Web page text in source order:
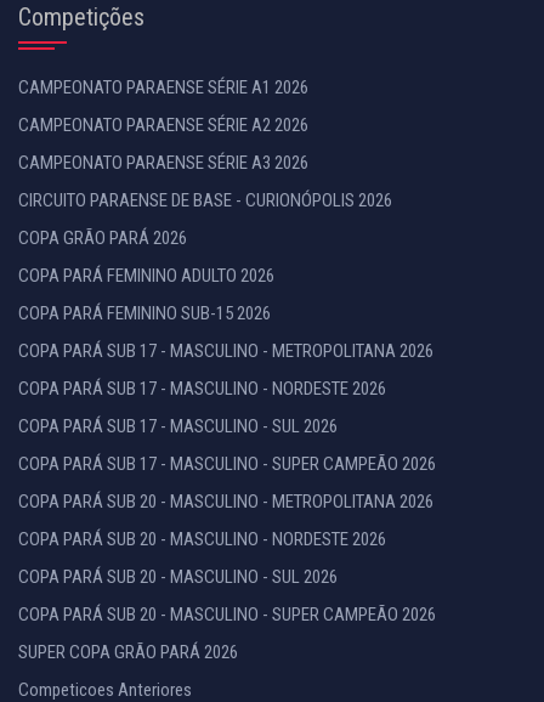
Competições
CAMPEONATO PARAENSE SÉRIE A1 2026
CAMPEONATO PARAENSE SÉRIE A2 2026
CAMPEONATO PARAENSE SÉRIE A3 2026
CIRCUITO PARAENSE DE BASE - CURIONÓPOLIS 2026
COPA GRÃO PARÁ 2026
COPA PARÁ FEMININO ADULTO 2026
COPA PARÁ FEMININO SUB-15 2026
COPA PARÁ SUB 17 - MASCULINO - METROPOLITANA 2026
COPA PARÁ SUB 17 - MASCULINO - NORDESTE 2026
COPA PARÁ SUB 17 - MASCULINO - SUL 2026
COPA PARÁ SUB 17 - MASCULINO - SUPER CAMPEÃO 2026
COPA PARÁ SUB 20 - MASCULINO - METROPOLITANA 2026
COPA PARÁ SUB 20 - MASCULINO - NORDESTE 2026
COPA PARÁ SUB 20 - MASCULINO - SUL 2026
COPA PARÁ SUB 20 - MASCULINO - SUPER CAMPEÃO 2026
SUPER COPA GRÃO PARÁ 2026
Competicoes Anteriores